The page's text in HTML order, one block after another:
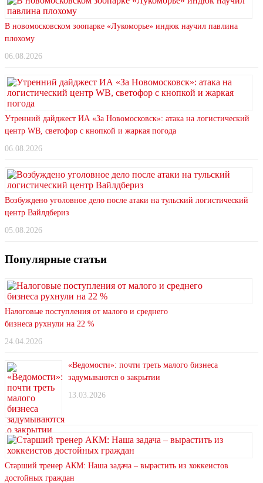
В новомосковском зоопарке «Лукоморье» индюк научил павлина
плохому
06.08.2026
Утренний дайджест ИА «За Новомосковск»: атака на логистический
центр WB, светофор с кнопкой и жаркая погода
06.08.2026
Возбуждено уголовное дело после атаки на тульский логистический
центр Вайлдбериз
05.08.2026
Популярные статьи
Налоговые поступления от малого и среднего
бизнеса рухнули на 22 %
24.04.2026
«Ведомости»: почти треть малого бизнеса
задумываются о закрытии
13.03.2026
Старший тренер АКМ: Наша задача – вырастить из хоккеистов
достойных граждан